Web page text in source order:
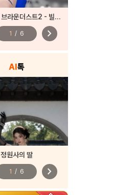
[RZCOS] 브라운더스트2 - 빌헬미나 (Model. JooA)
1 / 6 chevron_right
AI톡
정원사의 딸
1 / 6 chevron_right